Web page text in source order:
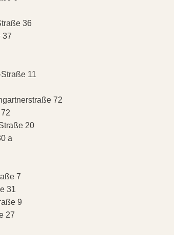
36
37
11
72
20
a
7
31
9
27